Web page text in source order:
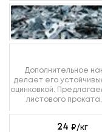
Дополнительное
делает его
оцинковкой.
листового
24 ₽/кг